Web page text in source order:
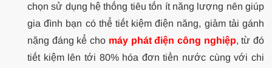
chọn sử dụng hệ thống tiêu tốn ít năng lượng nên giúp
gia đình bạn có thể tiết kiệm điện năng, giảm tải gánh
nặng đáng kể cho máy phát điện công nghiệp, từ đó
tiết kiệm lên tới 80% hóa đơn tiền nước cùng với chi